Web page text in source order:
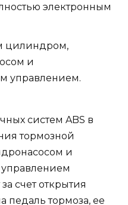
электронным
цилиндром,
и
управлением.
систем ABS в
тормозной
и
счет открытия
педаль тормоза, ее